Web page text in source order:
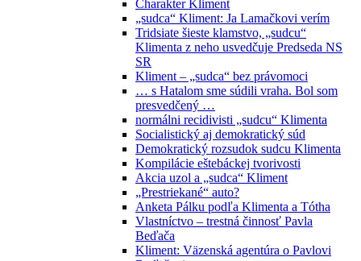
Charakter Kliment
„sudca“ Kliment: Ja Lamačkovi verím
Tridsiate šieste klamstvo, „sudcu“
Klimenta z neho usvedčuje Predseda NS
SR
Kliment – „sudca“ bez právomoci
… s Hatalom sme súdili vraha. Bol som
presvedčený …
normálni recidivisti „sudcu“ Klimenta
Socialistický aj demokratický súd
Demokratický rozsudok sudcu Klimenta
Kompilácie eštebáckej tvorivosti
Akcia uzol a „sudca“ Kliment
„Prestriekané“ auto?
Anketa Pálku podľa Klimenta a Tótha
Vlastníctvo – trestná činnosť Pavla
Beďača
Kliment: Väzenská agentúra o Pavlovi